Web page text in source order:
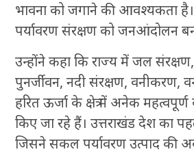
भावना को जगाने की आवश्यकता
पर्यावरण संरक्षण को जनआंदोलन
उन्होंने कहा कि राज्य में जल
पुनर्जीवन, नदी संरक्षण, वनीकरण,
हरित ऊर्जा के क्षेत्र में अनेक महत्वपूर्ण
किए जा रहे हैं। उत्तराखंड देश का
जिसने सकल पर्यावरण उत्पाद की